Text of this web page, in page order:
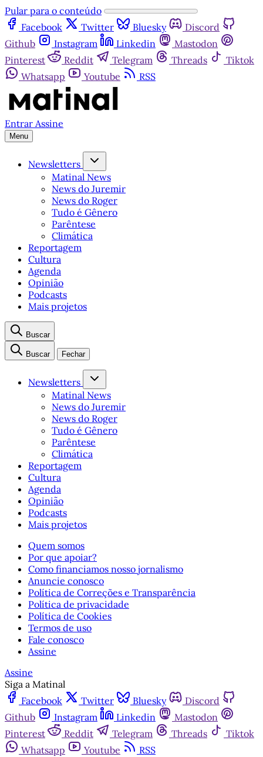
Pular para o conteúdo
Facebook
Twitter Bluesky
Discord
Github
Instagram Linkedin
Mastodon
Pinterest
Reddit Telegram Threads
Tiktok
Whatsapp
Youtube RSS
Entrar Assine
Menu
Newsletters
Matinal News
News do Juremir
News do Roger
Tudo é Gênero
Parêntese
Climática
Reportagem
Cultura
Agenda
Opinião
Podcasts
Mais projetos
Buscar
Buscar Fechar
Newsletters
Matinal News
News do Juremir
News do Roger
Tudo é Gênero
Parêntese
Climática
Reportagem
Cultura
Agenda
Opinião
Podcasts
Mais projetos
Quem somos
Por que apoiar?
Como financiamos nosso jornalismo
Anuncie conosco
Política de Correções e Transparência
Política de privacidade
Política de Cookies
Termos de uso
Fale conosco
Assine
Assine
Siga a Matinal
Facebook
Twitter Bluesky
Discord
Github
Instagram Linkedin
Mastodon
Pinterest
Reddit Telegram Threads
Tiktok
Whatsapp
Youtube
RSS